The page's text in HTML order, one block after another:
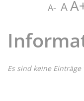
A- A
Es sind keine